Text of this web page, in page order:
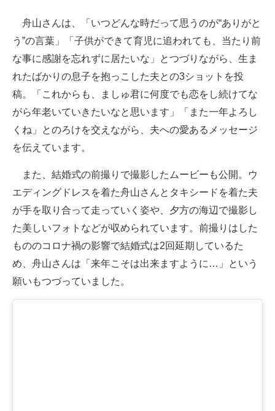
ITエンジニア向け専門サイト
企業向けIT製品の総合サイト
IT製品の技術・比較・事例
製造業のIT導入・活用を支援
モノづくり技術者専門サイト
エレクトロニクス専門サイト
電子設計の基本と応用
エネルギーの専門メディア
建設×テクノロジーの最前線
舟山さんは、「いつどんな時だって思うのが“ありがと
う”の言葉」「子供ができて育児に追われても、当たり前
な事に感謝を忘れずに居たいな」とつづりながら、生ま
れたばかりの息子を抱っこした夫との3ショットを投
稿。「これからも、ましゅ君に何度でも恋をし続けてな
がら年老いていきたいなと思います」「また一年よろし
くね」とのろけを交えながら、夫への愛あるメッセージ
を伝えています。
また、結婚式の前撮りで撮影したムービーも公開。ウ
エディングドレスを着た舟山さんとタキシードを着た夫
が手を取り合って走っていく姿や、夕方の海辺で撮影し
た美しいフォトなどが収められています。前撮りはした
もののコロナ禍の影響で結婚式は2回延期しているた
め、舟山さんは「来年こそは出来ますように…」という
願いもつづっていました。